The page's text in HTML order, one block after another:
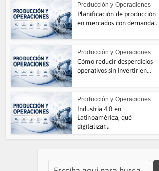
Producción y Operaciones
Planificación de producción
en mercados con demanda...
Producción y Operaciones
Cómo reducir desperdicios
operativos sin invertir en...
Producción y Operaciones
Industria 4.0 en
Latinoamérica, qué
digitalizar...